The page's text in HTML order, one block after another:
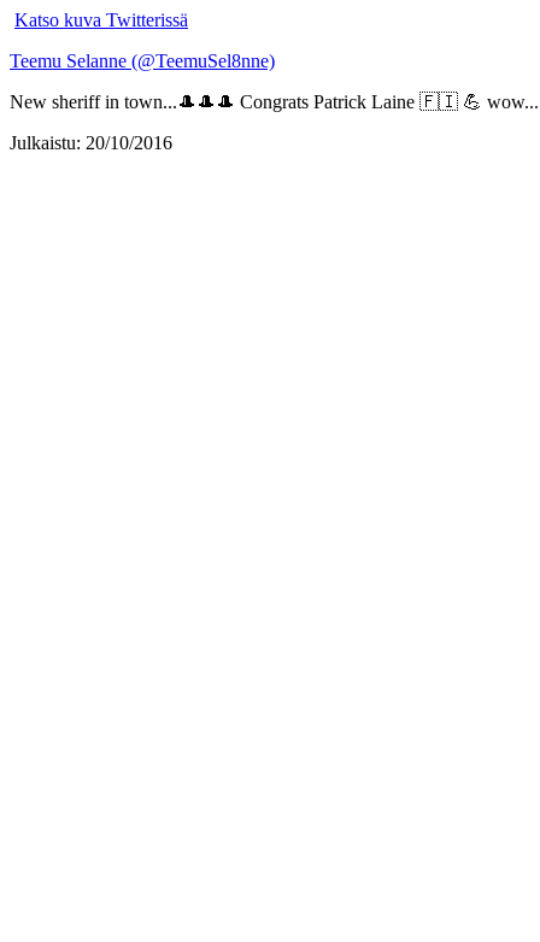
Katso kuva Twitterissä
Teemu Selanne (@TeemuSel8nne)
New sheriff in town...🎩🎩🎩 Congrats Patrick Laine 🇫🇮 💪 wow...
Julkaistu: 20/10/2016